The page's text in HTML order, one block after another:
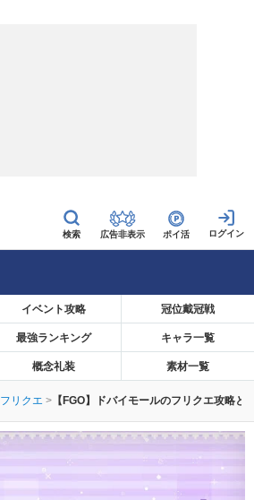
広告非表示 ポイ活
イベント攻略 冠位戴冠戦
最強ランキング キャラ一覧
概念礼装 素材一覧
フリクエ 【FGO】ドバイモールのフリクエ攻略と